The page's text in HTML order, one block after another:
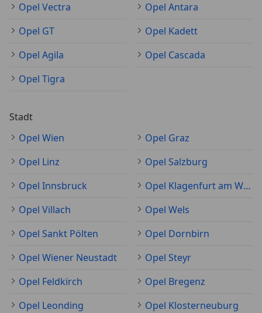
Opel Vectra
Opel Antara
Opel GT
Opel Kadett
Opel Agila
Opel Cascada
Opel Tigra
Stadt
Opel Wien
Opel Graz
Opel Linz
Opel Salzburg
Opel Innsbruck
Opel Klagenfurt am Wörthersee
Opel Villach
Opel Wels
Opel Sankt Pölten
Opel Dornbirn
Opel Wiener Neustadt
Opel Steyr
Opel Feldkirch
Opel Bregenz
Opel Leonding
Opel Klosterneuburg